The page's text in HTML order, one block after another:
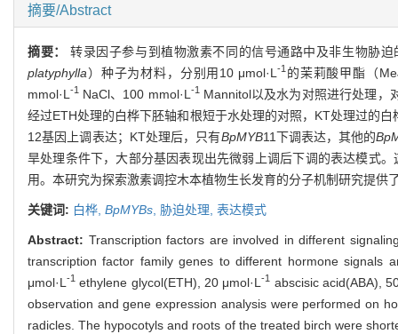
摘要/Abstract
摘要：转录因子参与到植物激素不同的信号通路中及非生物胁
platyphylla）种子为材料，分别用10 μmol·L-1 的茉莉酸甲酯（
mmol·L -1 NaCl、100 mmol·L -1 Mannitol以及水为对照进行处理，
经过ETH处理的白桦下胚轴和根短于水处理的对照，KT处理过的
12基因上调表达；KT处理后，只有BpMYB11下调表达，其他的
旱处理条件下，大部分基因表现出先微弱上调后下调的表达模式
用。本研究为探索激素调控木本植物生长发育的分子机制研究提供
关键词: 白桦, BpMYBs 胁迫处理, 表达模式
Abstract: Transcription factors are involved in different
transcription factor family genes to different hormone signals
μmol·L -1 ethylene glycol(ETH), 20 μmol·L-1
abscisic acid(ABA),
observation and gene expression analysis were performed on
radicles. The hypocotyls and roots of the treated birch were